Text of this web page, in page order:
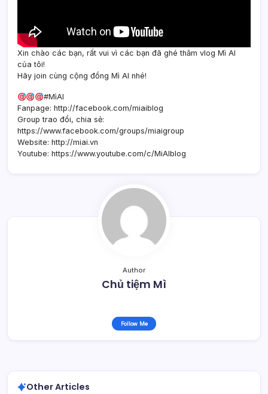
Xin chào các bạn, rất vui vì các bạn đã ghé thăm vlog Mì AI
của tôi!
Hãy join cùng cộng đồng Mì AI nhé!
#MìAI
Fanpage: http://facebook.com/miaiblog
Group trao đổi, chia sẻ:
https://www.facebook.com/groups/miaigroup
Website: http://miai.vn
Youtube: https://www.youtube.com/c/MiAIblog
Author
Chủ tiệm Mì
Follow Me
Other Articles